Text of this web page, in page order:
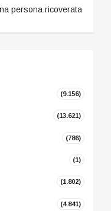
persona ricoverata
(9.156)
(13.621)
(786)
(1)
(1.802)
(4.841)